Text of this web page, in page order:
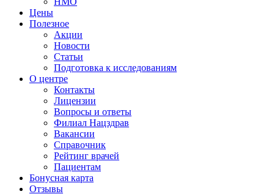
Цены
Полезное
Акции
Новости
Статьи
Подготовка к исследованиям
О центре
Контакты
Лицензии
Вопросы и ответы
Филиал Нацздрав
Вакансии
Справочник
Рейтинг врачей
Пациентам
Бонусная карта
Отзывы